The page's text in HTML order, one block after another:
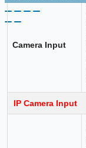
Camera Input
IP Camera Input